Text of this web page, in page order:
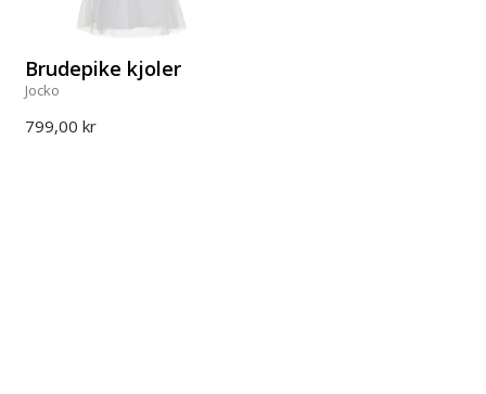
Brudepike kjoler
Jocko
799,00 kr